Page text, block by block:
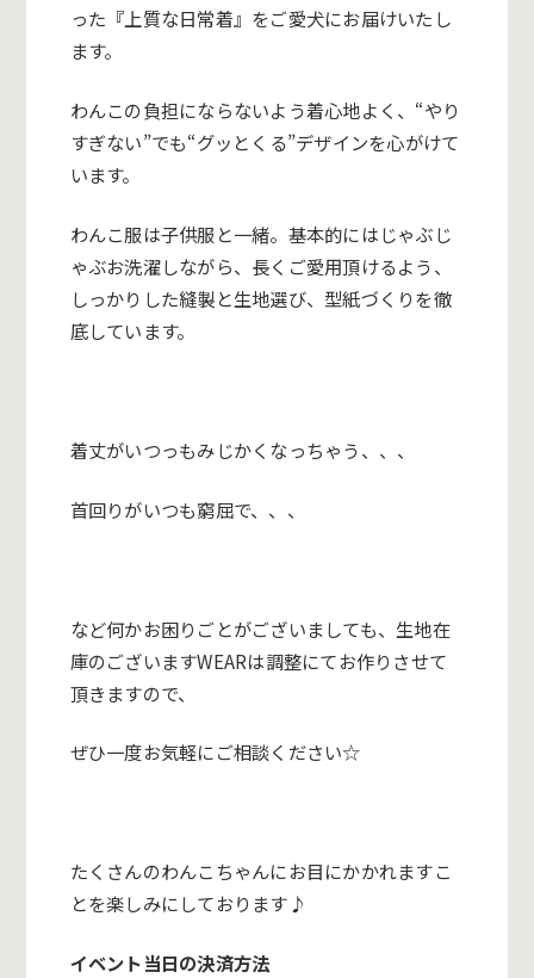
った『上質な日常着』をご愛犬にお届けいたし
ます。
わんこの負担にならないよう着心地よく、“やり
すぎない”でも“グッとくる”デザインを心がけて
います。
わんこ服は子供服と一緒。基本的にはじゃぶじ
ゃぶお洗濯しながら、長くご愛用頂けるよう、
しっかりした縫製と生地選び、型紙づくりを徹
底しています。
着丈がいつっもみじかくなっちゃう、、、
首回りがいつも窮屈で、、、
など何かお困りごとがございましても、生地在
庫のございますWEARは調整にてお作りさせて
頂きますので、
ぜひ一度お気軽にご相談ください☆
たくさんのわんこちゃんにお目にかかれますこ
とを楽しみにしております♪
イベント当日の決済方法